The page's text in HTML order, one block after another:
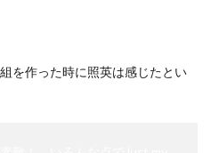
を作った時に照英は感じたとい